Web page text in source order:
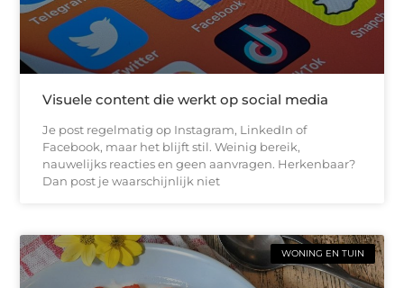
Visuele content die werkt op social media
Je post regelmatig op Instagram, LinkedIn of
Facebook, maar het blijft stil. Weinig bereik,
nauwelijks reacties en geen aanvragen. Herkenbaar?
Dan post je waarschijnlijk niet
WONING EN TUIN